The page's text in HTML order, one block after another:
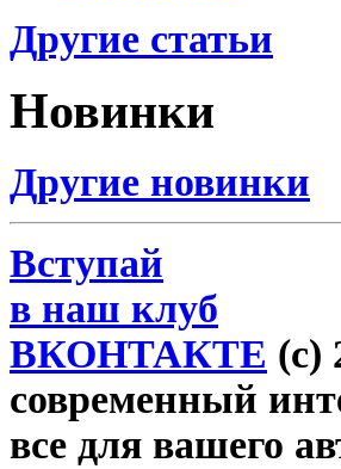
Другие статьи
Новинки
Другие новинки
Вступай
в наш клуб
ВКОНТАКТЕ (c)
современный
все для вашего